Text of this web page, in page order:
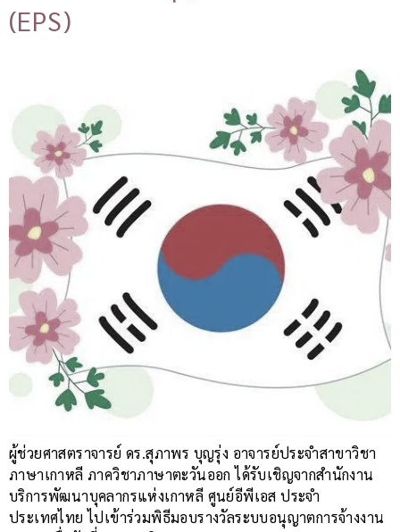
(EPS)
ผู้ช่วยศาสตราจารย์ ดร.สุภาพร บุญรุ่ง อาจารย์ประจำสาขาวิชา
ภาษาเกาหลี ภาควิชาภาษาตะวันออก ได้รับเชิญจากสำนักงาน
บริการพัฒนาบุคลากรแห่งเกาหลี ศูนย์อีพีเอส ประจำ
ประเทศไทย ไปเข้าร่วมพิธีมอบรางวัลระบบอนุญาตการจ้างงาน